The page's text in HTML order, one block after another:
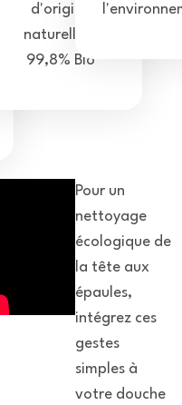
d'origine
naturelle &
99,8% Bio
Pour un
nettoyage
écologique de
la tête aux
épaules,
intégrez ces
gestes
simples à
votre douche